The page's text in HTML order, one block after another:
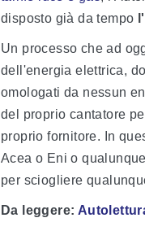
disposto già da tempo
Un processo che ad
dell'energia elettrica,
omologati da nessun
del proprio cantatore
proprio fornitore. In
Acea o Eni o
per sciogliere
Da leggere: